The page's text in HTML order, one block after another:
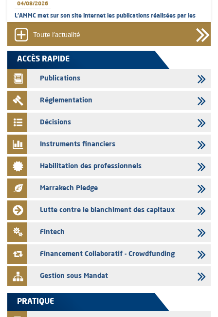
04/08/2026
L’AMMC met sur son site internet les publications réalisées par les
03/08/2026
Saham Bank – Mise à jour annuelle du dossier d’information relatif au
programme d'émission de certificats de dépôt
03/08/2026
L’AMMC met sur son site internet les publications réalisées par les
émetteurs en date du 3 août 2026
Liste des agréments et visas d'OPCVM accordés par l'AMMC pour le
03/08/2026
L' AMMC publie les indicateurs mensuels du marché des capitaux pour
le mois de Juin 2026
31/07/2026
L’AMMC met sur son site internet les publications réalisées par les
émetteurs du 30 au 31 juillet 2026
31/07/2026
VEOLIA ENVIRONNEMENT – L’AMMC vise le prospectus définitif relatif
à l'augmentation de capital réservée aux salariés du groupe
Toute l'actualité
ACCÈS RAPIDE
Publications
Réglementation
Décisions
Instruments financiers
Habilitation des professionnels
Marrakech Pledge
Lutte contre le blanchiment des capitaux
Fintech
Financement Collaboratif - Crowdfunding
Gestion sous Mandat
PRATIQUE